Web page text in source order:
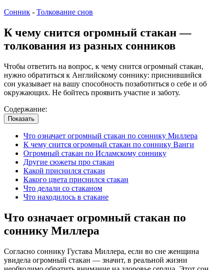
Сонник - Толкование снов
К чему снится огромный стакан —
толкования из разных сонников
Чтобы ответить на вопрос, к чему снится огромный стакан,
нужно обратиться к Английскому соннику: приснившийся
сон указывает на вашу способность позаботиться о себе и об
окружающих. Не бойтесь проявить участие и заботу.
Содержание:
Показать
Что означает огромный стакан по соннику Миллера
К чему снится огромный стакан по соннику Ванги
Огромный стакан по Исламскому соннику
Другие сюжеты про стакан
Какой приснился стакан
Какого цвета приснился стакан
Что делали со стаканом
Что находилось в стакане
Что означает огромный стакан по
соннику Миллера
Согласно соннику Густава Миллера, если во сне женщина
увидела огромный стакан — значит, в реальной жизни